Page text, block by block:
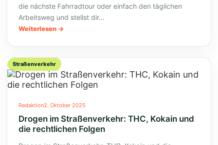
die nächste Fahrradtour oder einfach den täglichen
Arbeitsweg und stellst dir…
Weiterlesen
Straßenverkehr
Redaktion2. Oktober 2025
Drogen im Straßenverkehr: THC, Kokain und
die rechtlichen Folgen